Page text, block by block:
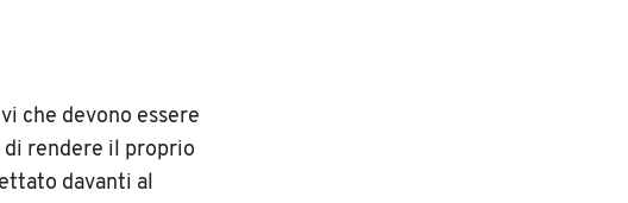
che devono essere
di rendere il proprio
davanti al